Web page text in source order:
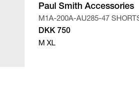
Paul Smith Accessories
M1A-200A-AU285-47
DKK 750
M XL